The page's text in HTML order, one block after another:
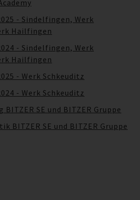
- Sindelfingen, Werk
Hailfingen
- Sindelfingen, Werk
Hailfingen
- Werk Schkeuditz
- Werk Schkeuditz
SE und BITZER Gruppe
BITZER SE und BITZER Gruppe